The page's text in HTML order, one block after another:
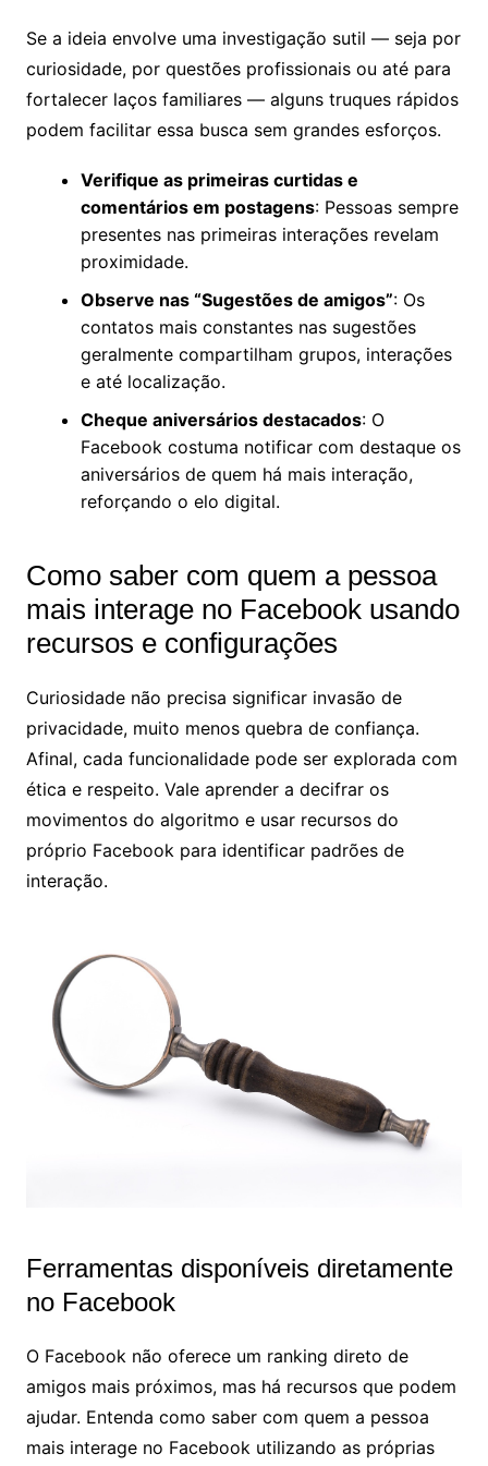
Se a ideia envolve uma investigação sutil — seja por
curiosidade, por questões profissionais ou até para
fortalecer laços familiares — alguns truques rápidos
podem facilitar essa busca sem grandes esforços.
Verifique as primeiras curtidas e
comentários em postagens: Pessoas sempre
presentes nas primeiras interações revelam
proximidade.
Observe nas “Sugestões de amigos”: Os
contatos mais constantes nas sugestões
geralmente compartilham grupos, interações
e até localização.
Cheque aniversários destacados: O
Facebook costuma notificar com destaque os
aniversários de quem há mais interação,
reforçando o elo digital.
Como saber com quem a pessoa
mais interage no Facebook usando
recursos e configurações
Curiosidade não precisa significar invasão de
privacidade, muito menos quebra de confiança.
Afinal, cada funcionalidade pode ser explorada com
ética e respeito. Vale aprender a decifrar os
movimentos do algoritmo e usar recursos do
próprio Facebook para identificar padrões de
interação.
Ferramentas disponíveis diretamente
no Facebook
O Facebook não oferece um ranking direto de
amigos mais próximos, mas há recursos que podem
ajudar. Entenda como saber com quem a pessoa
mais interage no Facebook utilizando as próprias